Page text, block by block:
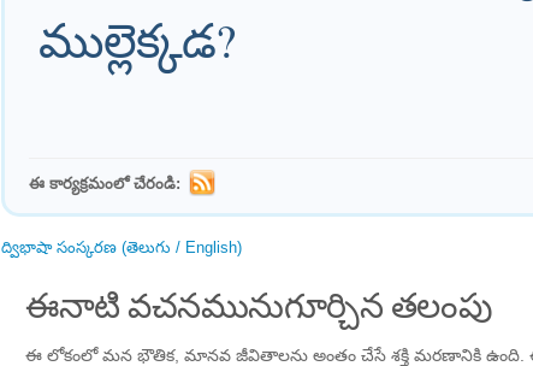
ముల్లెక్కడ?
ఈ కార్యక్రమంలో చేరండి:
ద్విభాషా సంస్కరణ (తెలుగు / English)
ఈనాటి వచనమునుగూర్చిన తలంపు
ఈ లోకంలో మన భౌతిక, మానవ జీవితాలను అంతం చేసే శక్తి మరణానికి